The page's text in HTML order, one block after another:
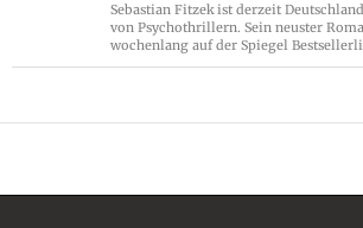
Sebastian Fitzek ist derzeit
von Psychothrillern. Sein neuster
wochenlang auf der Spiegel